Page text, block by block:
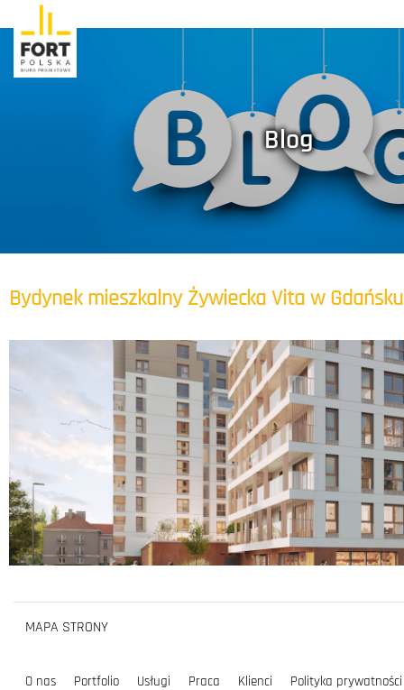
Blog
Bydynek mieszkalny Żywiecka Vita w Gdańsku
MAPA STRONY
O nas Portfolio Usługi Praca Klienci
Polityka prywatności